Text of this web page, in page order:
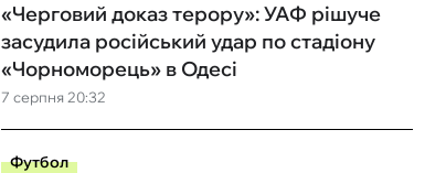
7 серпня 20:32
«Черговий доказ терору»: УАФ рішуче
засудила російський удар по стадіону
«Чорноморець» в Одесі
Футбол